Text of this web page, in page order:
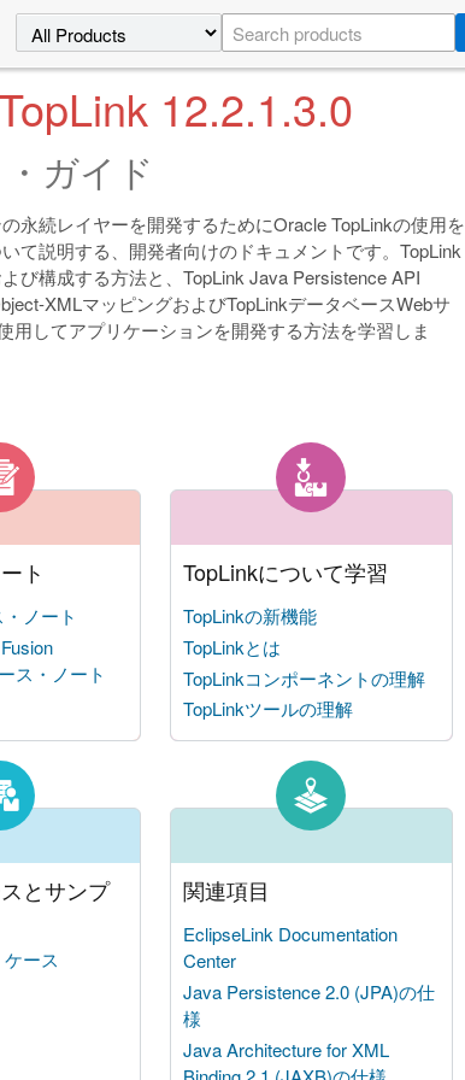
Search
Select a product
12.2.1.3.0
ガイド
永続レイヤーを開発するためにOracle TopLinkの使用を
て説明する、開発者向けのドキュメントです。TopLink
び構成する方法と、TopLink Java Persistence API
XMLマッピングおよびTopLinkデータベースWebサ
用してアプリケーションを開発する方法を学習しま
ト
ノート
ス・ノート
TopLinkについて学習
TopLinkの新機能
TopLinkとは
TopLinkコンポーネントの理解
TopLinkツールの理解
とサンプ
ース
関連項目
EclipseLink Documentation
Center
Java Persistence 2.0 (JPA)の仕
様
Java Architecture for XML